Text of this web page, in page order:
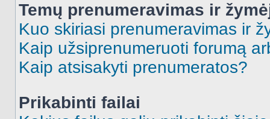
Temų prenumeravimas ir
Kuo skiriasi prenumeravimas ir
Kaip užsiprenumeruoti forumą
Kaip atsisakyti prenumeratos?
Prikabinti failai